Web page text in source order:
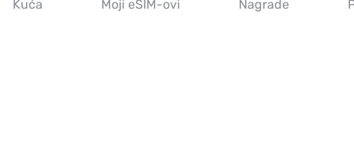
eSIM za Amerike
Kuća Moji eSIM-ovi Nagrade